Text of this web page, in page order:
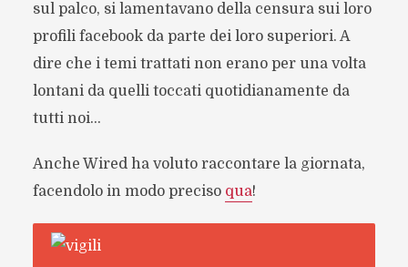
sul palco, si lamentavano della censura sui loro
profili facebook da parte dei loro superiori. A
dire che i temi trattati non erano per una volta
lontani da quelli toccati quotidianamente da
tutti noi…
Anche Wired ha voluto raccontare la giornata,
facendolo in modo preciso qua!